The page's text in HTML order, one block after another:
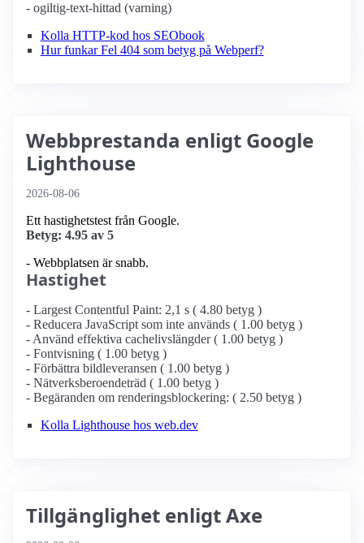
- ogiltig-text-hittad (varning)
Kolla HTTP-kod hos SEObook
Hur funkar Fel 404 som betyg på Webperf?
Webbprestanda enligt Google
Lighthouse
2026-08-06
Ett hastighetstest från Google.
Betyg: 4.95 av 5
- Webbplatsen är snabb.
Hastighet
- Largest Contentful Paint: 2,1 s ( 4.80 betyg )
- Reducera JavaScript som inte används ( 1.00 betyg )
- Använd effektiva cachelivslängder ( 1.00 betyg )
- Fontvisning ( 1.00 betyg )
- Förbättra bildleveransen ( 1.00 betyg )
- Nätverksberoendeträd ( 1.00 betyg )
- Begäranden om renderingsblockering: ( 2.50 betyg )
Kolla Lighthouse hos web.dev
Tillgänglighet enligt Axe